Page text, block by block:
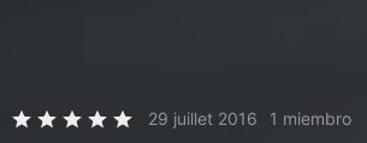
29 juillet 2016 1 miembro